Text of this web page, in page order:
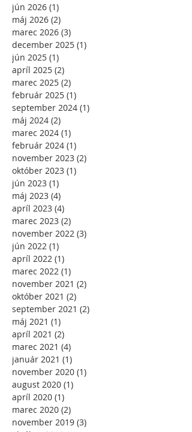
jún 2026 (1)
máj 2026 (2)
marec 2026 (3)
december 2025 (1)
jún 2025 (1)
apríl 2025 (2)
marec 2025 (2)
február 2025 (1)
september 2024 (1)
máj 2024 (2)
marec 2024 (1)
február 2024 (1)
november 2023 (2)
október 2023 (1)
jún 2023 (1)
máj 2023 (4)
apríl 2023 (4)
marec 2023 (2)
november 2022 (3)
jún 2022 (1)
apríl 2022 (1)
marec 2022 (1)
november 2021 (2)
október 2021 (2)
september 2021 (2)
máj 2021 (1)
apríl 2021 (2)
marec 2021 (4)
január 2021 (1)
november 2020 (1)
august 2020 (1)
apríl 2020 (1)
marec 2020 (2)
november 2019 (3)